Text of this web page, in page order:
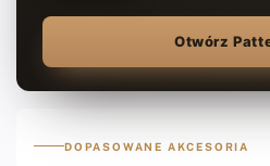
Otwórz
DOPASOWANE AKCESORIA